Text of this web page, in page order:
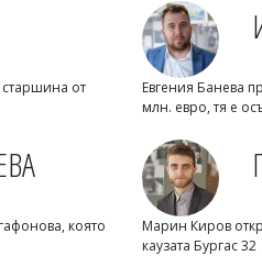
от
Евгения Банева
млн. евро, тя е
която
Марин Киров
каузата Бургас 32